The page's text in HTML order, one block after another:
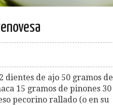
dientes de ajo 50 gramos de
15 gramos de pinones 30
pecorino rallado (o en su